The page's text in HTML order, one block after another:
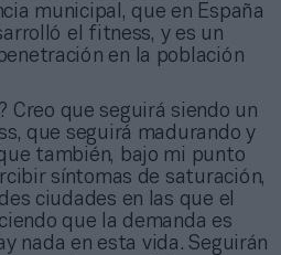
municipal, que en España
el fitness, y es un
en la población
Creo que seguirá siendo un
que seguirá madurando y
también, bajo mi punto
síntomas de saturación,
ciudades en las que el
que la demanda es
nada en esta vida. Seguirán